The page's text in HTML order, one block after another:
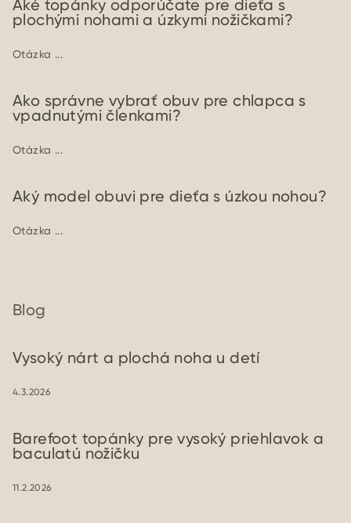
Aké topánky odporúčate pre dieťa s
plochými nohami a úzkymi nožičkami?
Otázka ...
Ako správne vybrať obuv pre chlapca s
vpadnutými členkami?
Otázka ...
Aký model obuvi pre dieťa s úzkou nohou?
Otázka ...
Blog
Vysoký nárt a plochá noha u detí
4.3.2026
Barefoot topánky pre vysoký priehlavok a
baculatú nožičku
11.2.2026